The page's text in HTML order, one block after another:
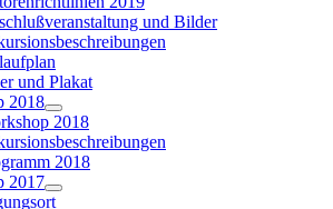
und Bilder
und Plakat
2018
2018
2018
2017